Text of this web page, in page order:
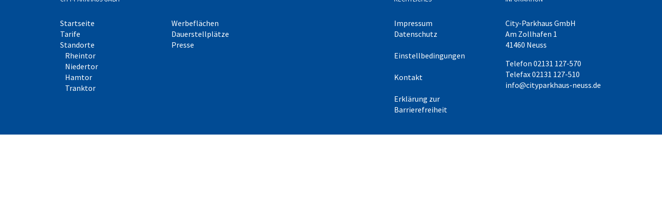
Startseite
Tarife
Standorte
Rheintor
Niedertor
Hamtor
Tranktor
Werbeflächen
Dauerstellplätze
Presse
Impressum
Datenschutz
Einstellbedingungen
Kontakt
Erklärung zur
Barrierefreiheit
City-Parkhaus GmbH
Am Zollhafen 1
41460 Neuss
Telefon 02131 127-570
Telefax 02131 127-510
info@cityparkhaus-neuss.de